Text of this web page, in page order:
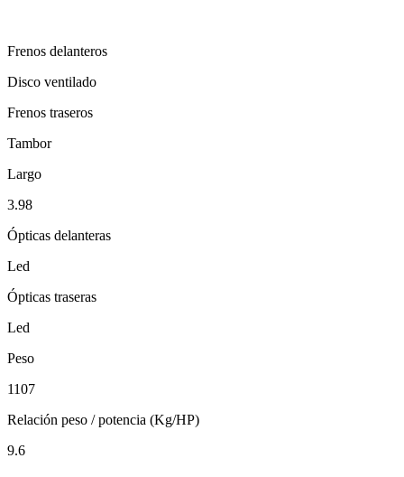
Frenos delanteros
Disco ventilado
Frenos traseros
Tambor
Largo
3.98
Ópticas delanteras
Led
Ópticas traseras
Led
Peso
1107
Relación peso / potencia (Kg/HP)
9.6